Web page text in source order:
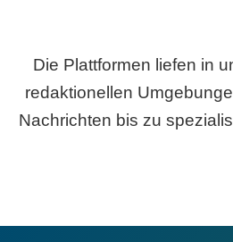
Die Plattformen liefen in
redaktionellen
Nachrichten bis zu